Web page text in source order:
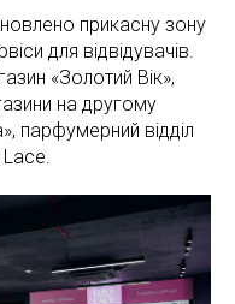
прикасну зону
для відвідувачів.
«Золотий Вік»,
на другому
парфумерний відділ
Lace.